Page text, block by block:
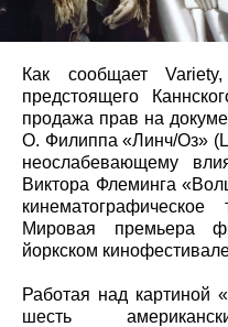
Как сообщает
предстоящего
продажа прав на
О. Филиппа «Линч/Оз»
неослабевающему
Виктора Флеминга
Мировая премьера
йоркском
Работая над картиной
шесть